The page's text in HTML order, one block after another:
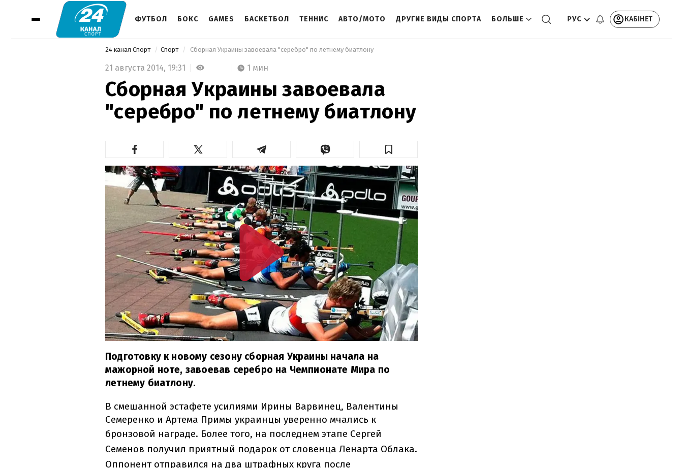
ФУТБОЛ БОКС GAMES БАСКЕТБОЛ ТЕННИС АВТО/МОТО ДРУГИЕ ВИДЫ СПОРТА БОЛЬШЕ РУС КАБІНЕТ
24 канал Спорт Спорт Сборная Украины завоевала "серебро" по летнему биатлону
21 августа 2014, 19:31 1 мин
Сборная Украины завоевала
"серебро" по летнему биатлону
Подготовку к новому сезону сборная Украины начала на
мажорной ноте, завоевав серебро на Чемпионате Мира по
летнему биатлону.
В смешанной эстафете усилиями Ирины Варвинец, Валентины
Семеренко и Артема Примы украинцы уверенно мчались к
бронзовой награде. Более того, на последнем этапе Сергей
Семенов получил приятный подарок от словенца Ленарта Облака.
Оппонент отправился на два штрафных круга после